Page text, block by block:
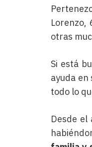
Lorenzo,
otras
Si está
ayuda
todo lo
Desde